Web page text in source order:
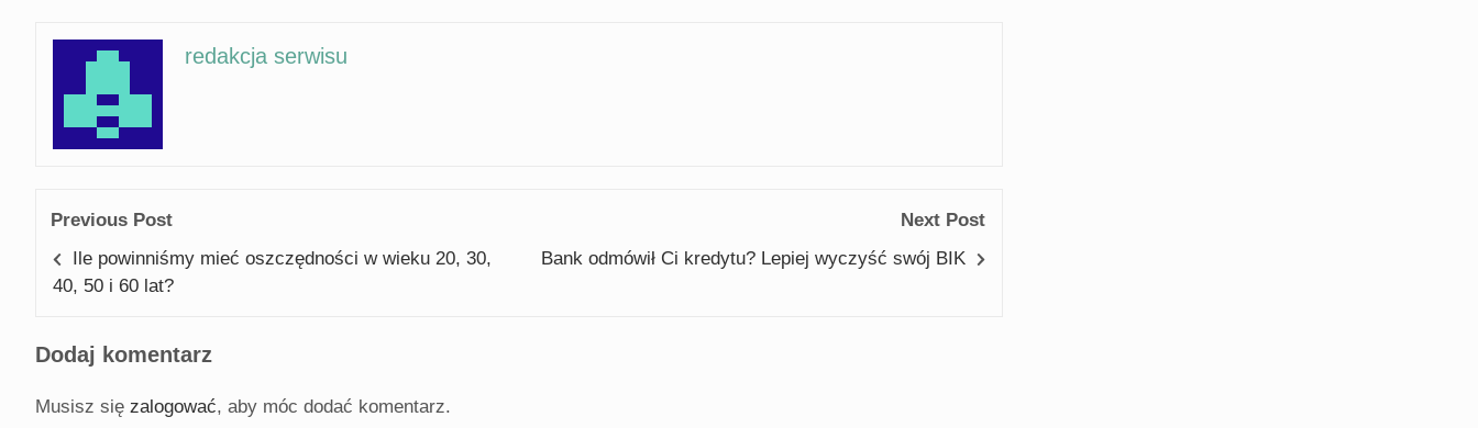
redakcja serwisu
Previous Post
Ile powinniśmy mieć oszczędności w wieku 20, 30,
40, 50 i 60 lat?
Next Post
Bank odmówił Ci kredytu? Lepiej wyczyść swój BIK
Dodaj komentarz
Musisz się zalogować, aby móc dodać komentarz.